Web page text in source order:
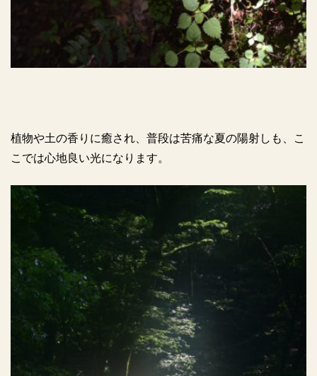
植物や土の香りに癒され、普段は苦痛な夏の陽射しも、こ
こでは心地良い光になります。